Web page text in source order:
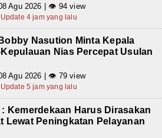
Agu 2026 | 👁 94 view
4 jam yang lalu
Nasution Minta Kepala
Kepulauan Nias Percepat Usulan
Agu 2026 | 👁 79 view
5 jam yang lalu
: Kemerdekaan Harus Dirasakan
Lewat Peningkatan Pelayanan